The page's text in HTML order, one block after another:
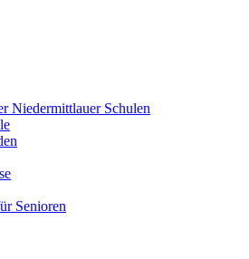
Niedermittlauer Schulen
Senioren